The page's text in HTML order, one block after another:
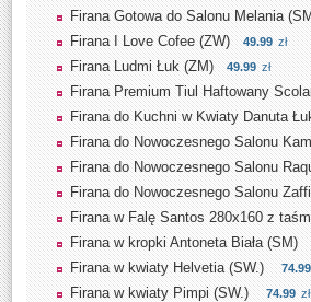
Firana Gotowa do Salonu Melania
Firana I Love Cofee (ZW) 49.99 zł
Firana Ludmi Łuk (ZM) 49.99 zł
Firana Premium Tiul Haftowany
Firana do Kuchni w Kwiaty Danuta
Firana do Nowoczesnego Salonu
Firana do Nowoczesnego Salonu
Firana do Nowoczesnego Salonu
Firana w Falę Santos 280x160 z
Firana w kropki Antoneta Biała (SM)
Firana w kwiaty Helvetia (SW.) 74.99
Firana w kwiaty Pimpi (SW.) 74.99 zł